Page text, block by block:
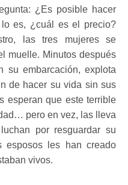
¿Es posible hacer
es, ¿cuál es el precio?
las tres mujeres se
muelle. Minutos después
su embarcación, explota
de hacer su vida sin sus
esperan que este terrible
pero en vez, las lleva
por resguardar su
esposos les han creado
vivos.